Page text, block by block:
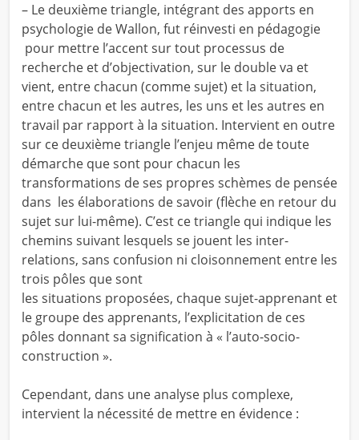
– Le deuxième triangle, intégrant des apports en
psychologie de Wallon, fut réinvesti en pédagogie
pour mettre l’accent sur tout processus de
recherche et d’objectivation, sur le double va et
vient, entre chacun (comme sujet) et la situation,
entre chacun et les autres, les uns et les autres en
travail par rapport à la situation. Intervient en outre
sur ce deuxième triangle l’enjeu même de toute
démarche que sont pour chacun les
transformations de ses propres schèmes de pensée
dans les élaborations de savoir (flèche en retour du
sujet sur lui-même). C’est ce triangle qui indique les
chemins suivant lesquels se jouent les inter-
relations, sans confusion ni cloisonnement entre les
trois pôles que sont
les situations proposées, chaque sujet-apprenant et
le groupe des apprenants, l’explicitation de ces
pôles donnant sa signification à « l’auto-socio-
construction ».
Cependant, dans une analyse plus complexe,
intervient la nécessité de mettre en évidence :